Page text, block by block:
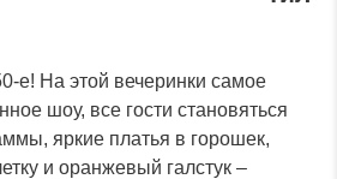
е! На этой вечеринки самое
шоу, все гости становяться
яркие платья в горошек,
и оранжевый галстук –